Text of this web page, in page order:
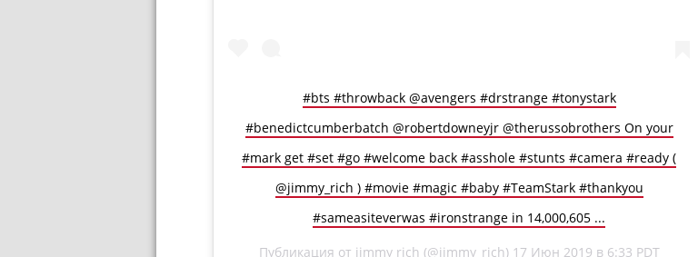
#bts #throwback @avengers #drstrange #tonystark
#benedictcumberbatch @robertdowneyjr @therussobrothers On your
#mark get #set #go #welcome back #asshole #stunts #camera #ready (
@jimmy_rich ) #movie #magic #baby #TeamStark #thankyou
#sameasiteverwas #ironstrange in 14,000,605 ...
Публикация от jimmy rich (@jimmy_rich) 17 Июн 2019 в 6:33 PDT